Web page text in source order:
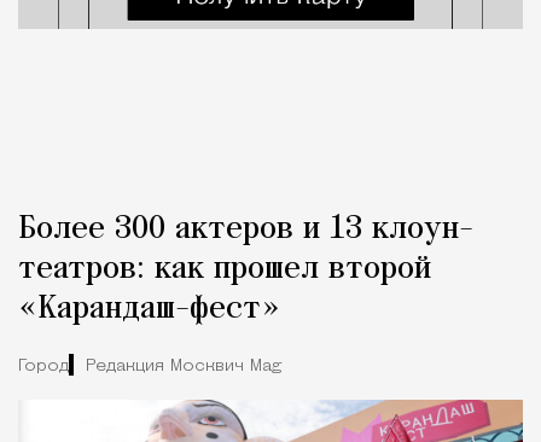
Более 300 актеров и 13 клоун-
театров: как прошел второй
«Карандаш-фест»
Город Редакция Москвич Mag